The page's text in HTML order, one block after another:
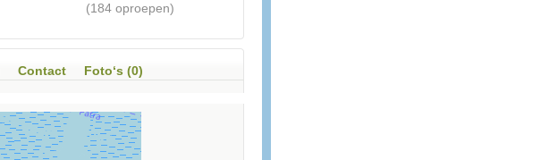
(184 oproepen)
Contact
Foto‘s (0)